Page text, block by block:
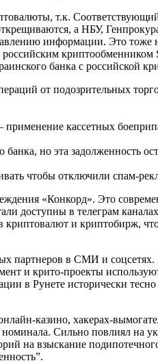
т.к.
а НБУ,
информации. Это тоже
банка с российской
от подозрительных
кассетных
но эта задолженность
чтобы отключили спам-
«Конкорд». Это
доступны в телеграм
и криптобирж,
партнеров в СМИ и
и крито-проекты
в Рунете исторически
казино, хакерах-
Сильно повлиял на
на взыскание